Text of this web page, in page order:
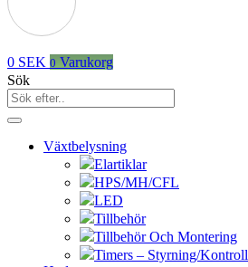
0 SEK 0 Varukorg
Sök
Växtbelysning
Elartiklar
HPS/MH/CFL
LED
Tillbehör
Tillbehör Och Montering
Timers – Styrning/Kontroll